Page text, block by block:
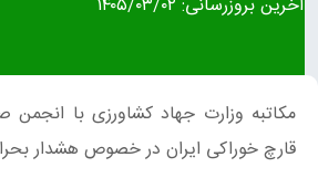
آخرین بروزرسانی: ۱۴۰۵/۰۳/۰۲
مکاتبه وزارت جهاد کشاورزی با
قارچ خوراکی ایران در خصوص هشدار